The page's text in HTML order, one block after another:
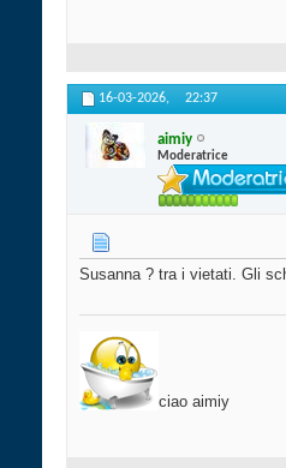
16-03-2026, 22:37
aimiy
Moderatrice
Susanna ? tra i vietati. Gli
ciao aimiy